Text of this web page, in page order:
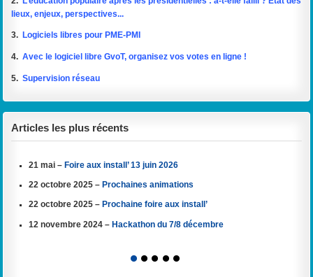
lieux, enjeux, perspectives...
3. Logiciels libres pour PME-PMI
4.Avec le logiciel libre GvoT, organisez vos votes en ligne !
5.Supervision réseau
Articles les plus récents
21 mai – Foire aux install’ 13 juin 2026
22 octobre 2025 – Prochaines animations
22 octobre 2025 – Prochaine foire aux install’
12 novembre 2024 – Hackathon du 7/8 décembre
1 2 3 4 5